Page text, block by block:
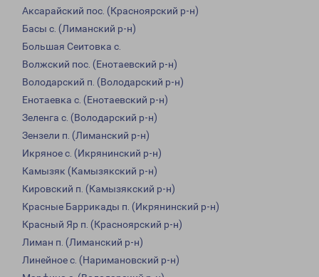
Аксарайский пос. (Красноярский р-н)
Басы с. (Лиманский р-н)
Большая Сеитовка с.
Волжский пос. (Енотаевский р-н)
Володарский п. (Володарский р-н)
Енотаевка с. (Енотаевский р-н)
Зеленга с. (Володарский р-н)
Зензели п. (Лиманский р-н)
Икряное с. (Икрянинский р-н)
Камызяк (Камызякский р-н)
Кировский п. (Камызякский р-н)
Красные Баррикады п. (Икрянинский р-н)
Красный Яр п. (Красноярский р-н)
Лиман п. (Лиманский р-н)
Линейное с. (Наримановский р-н)